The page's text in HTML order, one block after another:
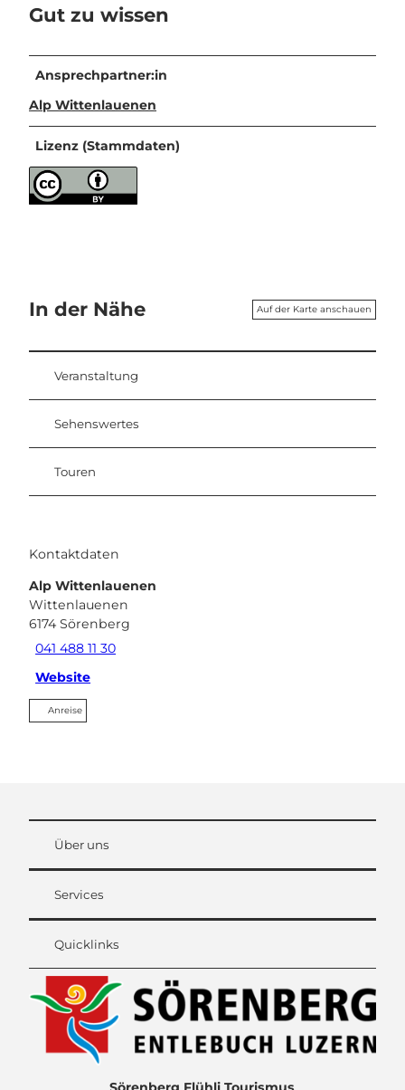
Gut zu wissen
Ansprechpartner:in
Alp Wittenlauenen
Lizenz (Stammdaten)
In der Nähe Auf der Karte anschauen
Veranstaltung
Sehenswertes
Touren
Kontaktdaten
Alp Wittenlauenen
Wittenlauenen
6174 Sörenberg
041 488 11 30
Website
Anreise
Über uns
Services
Quicklinks